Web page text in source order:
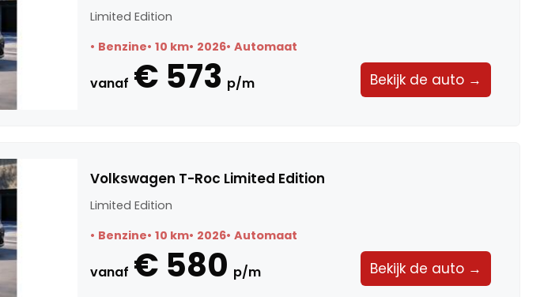
Limited Edition
Benzine 10 km 2026 Automaat
vanaf € 573 p/m Bekijk de auto →
Volkswagen T-Roc Limited Edition
Limited Edition
Benzine 10 km 2026 Automaat
vanaf € 580 p/m Bekijk de auto →